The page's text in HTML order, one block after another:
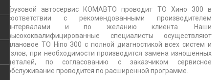
Грузовой автосервис КОМАВТО проводит ТО Хино 300 в
соответствии с рекомендованными производителем
интервалами и по желанию клиента. Наши
высококвалифицированные специалисты осуществляют
плановое ТО Hino 300 с полной диагностикой всех систем и
узлов, при необходимости производится замена изношенных
деталей, по согласованию с заказчиком сервисное
обслуживание проводится по расширенной программе.